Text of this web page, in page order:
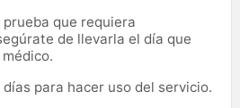
prueba que requiera
de llevarla el día que
para hacer uso del servicio.